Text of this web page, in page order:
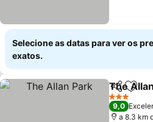
Selecione as datas para ver os
exatos.
Partilhar
The
3 Estrelas
9,0
a 8.3 km